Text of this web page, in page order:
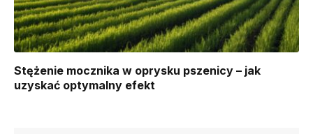
Stężenie mocznika w oprysku pszenicy – jak
uzyskać optymalny efekt